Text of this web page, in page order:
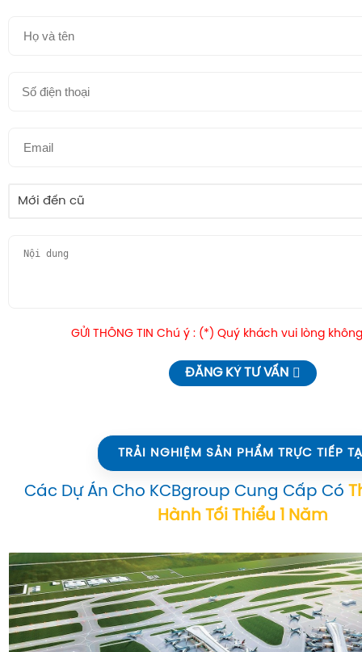
Mới đến cũ
GỬI THÔNG TIN Chú ý : (*) Quý khách vui lòng
ĐĂNG KÝ TƯ VẤN
TRẢI NGHIỆM SẢN PHẨM TRỰC TIẾP
Các Dự Án Cho KCBgroup Cung Cấp Có
Hành Tối Thiểu 1 Năm